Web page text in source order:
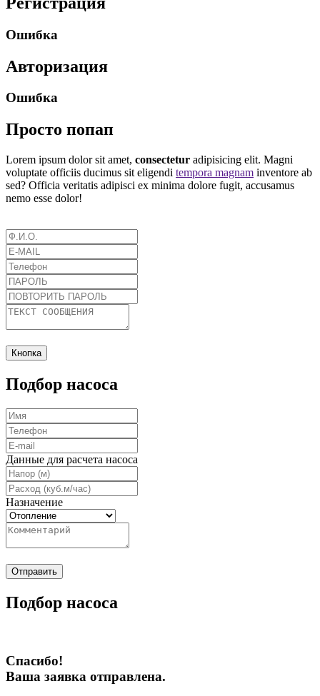
Ошибка
Авторизация
Ошибка
Просто попап
Lorem ipsum dolor sit amet, consectetur adipisicing elit. Magni
voluptate officiis ducimus sit eligendi tempora magnam inventore ab
sed? Officia veritatis adipisci ex minima dolore fugit, accusamus
nemo esse dolor!
Кнопка
Подбор насоса
Данные для расчета насоса
Назначение
Отправить
Подбор насоса
Спасибо!
Ваша заявка отправлена.